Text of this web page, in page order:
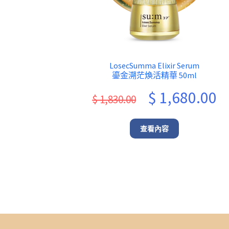
LosecSumma Elixir Serum
鎏金溯茫煥活精華 50ml
$1,830.00
Original
price
was:
$ 1,830.00.
$ 1,680.00
查看內容